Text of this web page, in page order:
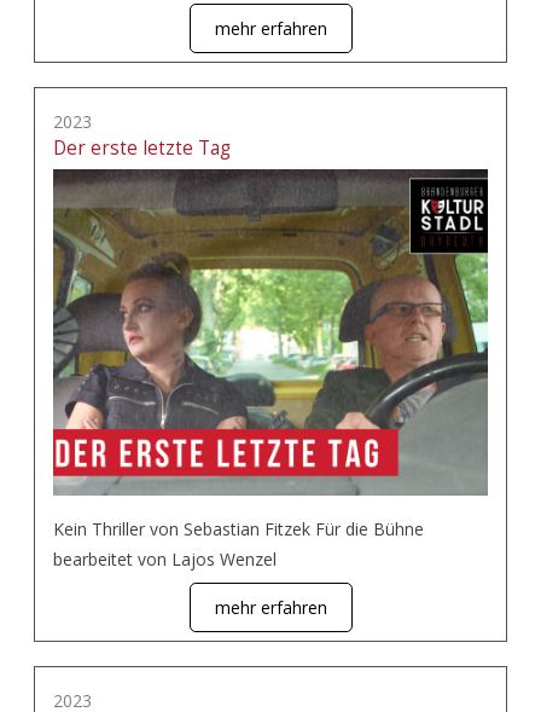
mehr erfahren
2023
Der erste letzte Tag
Kein Thriller von Sebastian Fitzek Für die Bühne
bearbeitet von Lajos Wenzel
mehr erfahren
2023